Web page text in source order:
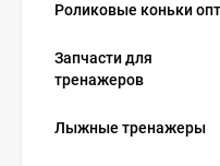
Роликовые коньки
Запчасти для
тренажеров
Лыжные тренажеры